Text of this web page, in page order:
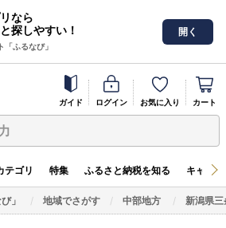
なら
探しやすい！
「ふるなび」
開く
ガイド ログイン お気に入り カート
テゴリ 特集 ふるさと納税を知る キャン
」 地域でさがす 中部地方 新潟県三